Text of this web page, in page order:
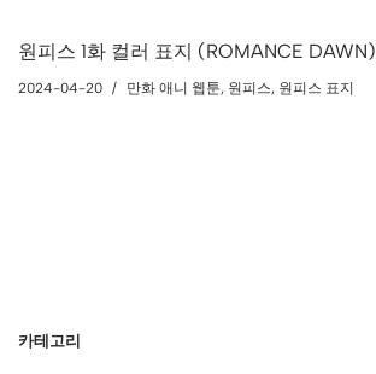
원피스 1화 컬러 표지 (ROMANCE DAWN)
2024-04-20 만화 애니 웹툰, 원피스, 원피스 표지
카테고리